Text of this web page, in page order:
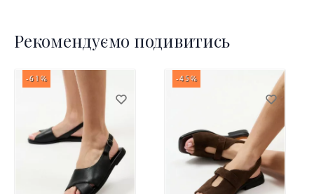
Рекомендуємо подивитись
-61% -45%